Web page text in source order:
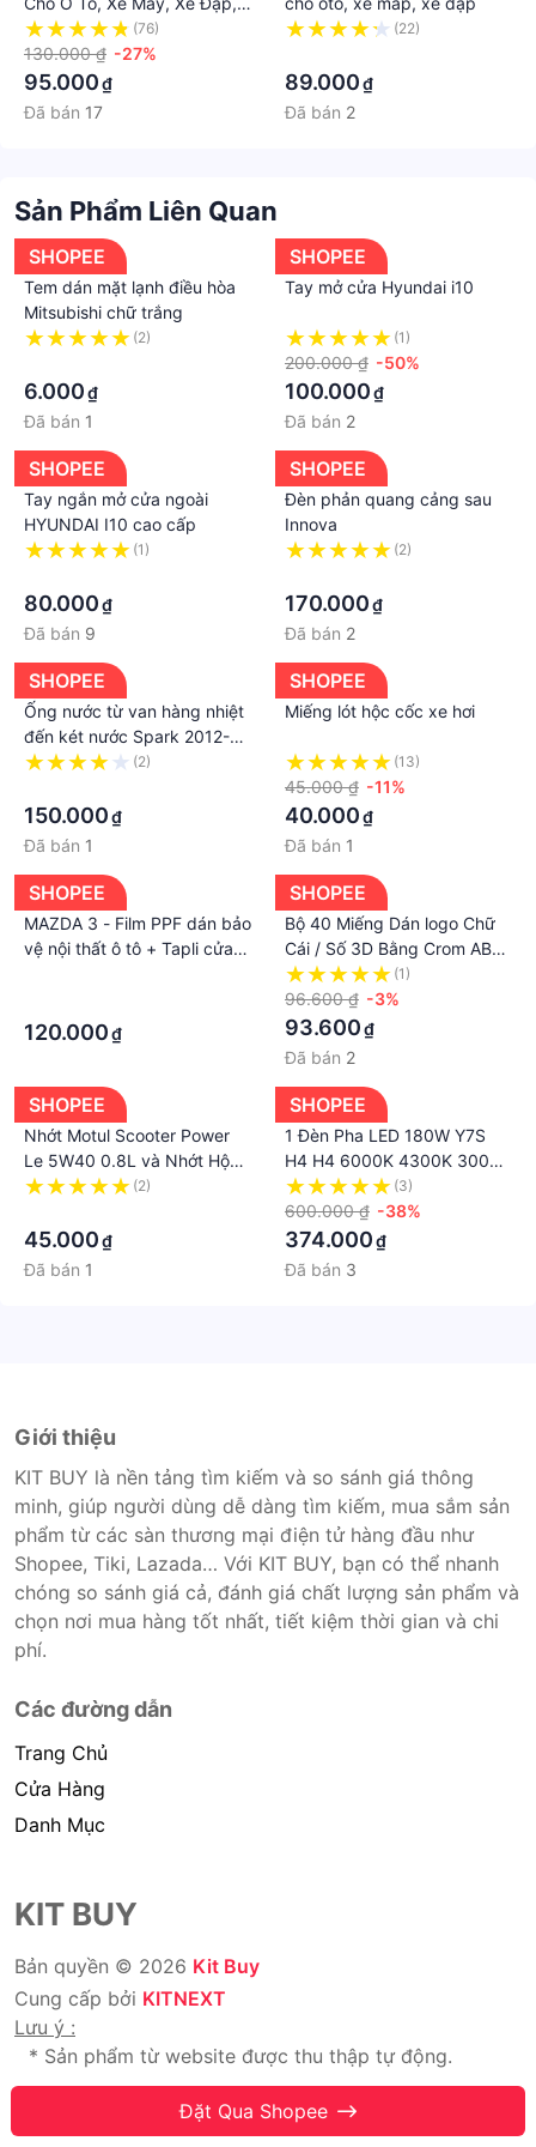
Đặt Qua Shopee
Phao Bơi 2 Xilanh/ Bơm mini
Honor
(76)
130.000 ₫ -27%
95.000₫
Đã bán 17
(22)
89.000₫
Đã bán 2
Sản Phẩm Liên Quan
SHOPEE
Tem dán mặt lạnh điều hòa
Mitsubishi chữ trắng
(2)
6.000₫
Đã bán 1
SHOPEE
Tay mở cửa Hyundai i10
(1)
200.000 ₫ -50%
100.000₫
Đã bán 2
SHOPEE
Tay ngắn mở cửa ngoài
HYUNDAI I10 cao cấp
(1)
80.000₫
Đã bán 9
SHOPEE
Đèn phản quang cảng sau
Innova
(2)
170.000₫
Đã bán 2
SHOPEE
Ống nước từ van hàng nhiệt
đến két nước Spark 2012-
2018, Matiz 4, Spark m300
(2)
150.000₫
Đã bán 1
SHOPEE
Miếng lót hộc cốc xe hơi
(13)
45.000 ₫ -11%
40.000₫
Đã bán 1
SHOPEE
MAZDA 3 - Film PPF dán bảo
vệ nội thất ô tô + Tapli cửa
120.000₫
SHOPEE
Bộ 40 Miếng Dán logo Chữ
Cái / Số 3D Bằng Crom ABS
Độc Đáo Trang Trí Xe Hơi
DIY
(1)
96.600 ₫ -3%
93.600₫
Đã bán 2
SHOPEE
Nhớt Motul Scooter Power
Le 5W40 0.8L và Nhớt Hộp
Số Motul Scooter Gear Plus
(2)
45.000₫
Đã bán 1
SHOPEE
1 Đèn Pha LED 180W Y7S
H4 H4 6000K 4300K 3000K
Chất Lượng Cao Cho Xe Hơi
(3)
600.000 ₫ -38%
374.000₫
Đã bán 3
Giới thiệu
KIT BUY là nền tảng tìm kiếm và so sánh giá thông
minh, giúp người dùng dễ dàng tìm kiếm, mua sắm sản
phẩm từ các sàn thương mại điện tử hàng đầu như
Shopee, Tiki, Lazada… Với KIT BUY, bạn có thể nhanh
chóng so sánh giá cả, đánh giá chất lượng sản phẩm và
chọn nơi mua hàng tốt nhất, tiết kiệm thời gian và chi
phí.
Các đường dẫn
Trang Chủ
Cửa Hàng
Danh Mục
KIT BUY
Bản quyền © 2026 Kit Buy
Cung cấp bởi KITNEXT
Lưu ý :
* Sản phẩm từ website được thu thập tự động.
* Chúng tôi không bán hàng.